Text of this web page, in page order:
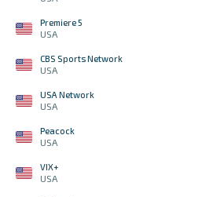
Premiere 5
USA
CBS Sports Network
USA
USA Network
USA
Peacock
USA
VIX+
USA